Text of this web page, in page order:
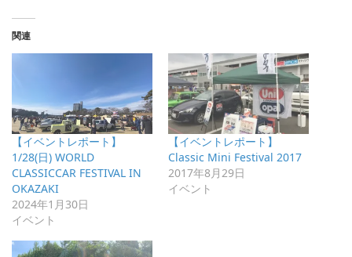
関連
【イベントレポート】
1/28(日) WORLD
CLASSICCAR FESTIVAL IN
OKAZAKI
2024年1月30日
イベント
【イベントレポート】
Classic Mini Festival 2017
2017年8月29日
イベント